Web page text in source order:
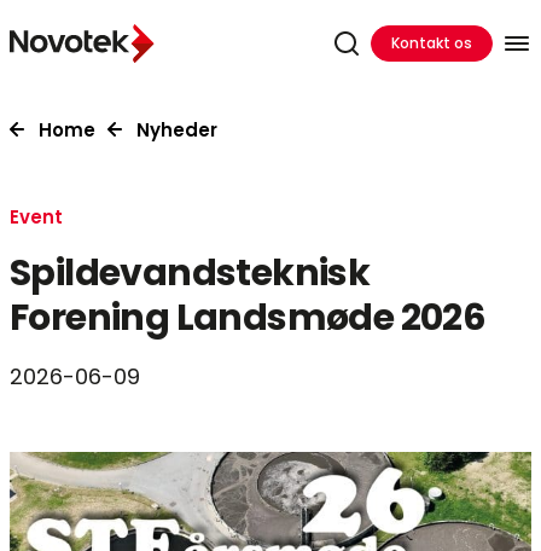
Kontakt os
Home Nyheder
Event
Spildevandsteknisk
Forening Landsmøde 2026
2026-06-09